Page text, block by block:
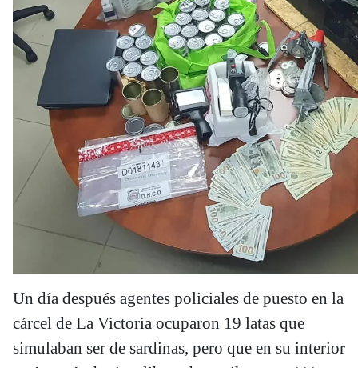
Un día después agentes policiales de puesto en la
cárcel de La Victoria ocuparon 19 latas que
simulaban ser de sardinas, pero que en su interior